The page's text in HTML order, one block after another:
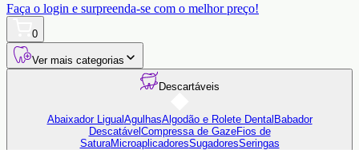
Faça o login e surpreenda-se com o melhor preço!
0
Ver mais categorias
Descartáveis
Abaixador Ligual AgulhasAlgodão e Rolete Dental Babador
Descatável Compressa de GazeFios de
SaturaMicroaplicadoresSugadoresSeringas